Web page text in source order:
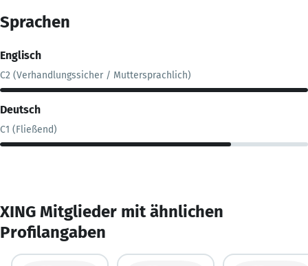
Sprachen
Englisch
C2 (Verhandlungssicher / Muttersprachlich)
Deutsch
C1 (Fließend)
XING Mitglieder mit ähnlichen
Profilangaben